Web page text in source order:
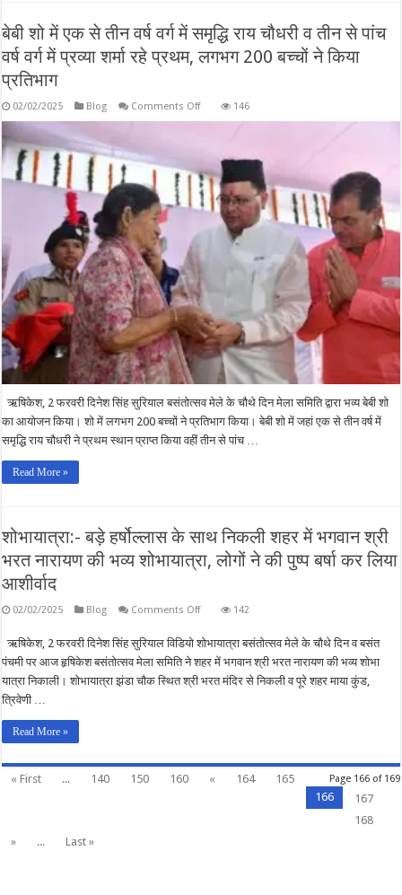
बेबी शो में एक से तीन वर्ष वर्ग में समृद्धि राय चौधरी व तीन से पांच
वर्ष वर्ग में प्रव्या शर्मा रहे प्रथम, लगभग 200 बच्चों ने किया
प्रतिभाग
02/02/2025 Blog Comments Offon
तीन
वर्ष
वर्ग
में
समृद्धि
राय
तीन
पांच
वर्ष
वर्ग
में
प्रव्या
शर्मा
रहे
प्रथम,
लगभग
200
बच्चों
ने
किया
प्रतिभाग
146
ऋषिकेश, 2 फरवरी दिनेश सिंह सुरियाल बसंतोत्सव मेले के चौथे दिन मेला समिति द्वारा भव्य बेबी शो
का आयोजन किया। शो में लगभग 200 बच्चों ने प्रतिभाग किया। बेबी शो में जहां एक से तीन वर्ष में
समृद्धि राय चौधरी ने प्रथम स्थान प्राप्त किया वहीं तीन से पांच …
Read More »
शोभायात्रा:- बड़े हर्षोल्लास के साथ निकली शहर में भगवान श्री
भरत नारायण की भव्य शोभायात्रा, लोगों ने की पुष्प बर्षा कर लिया
आशीर्वाद
02/02/2025 Blog Comments Offon
हर्षोल्लास
साथ
निकली
की
शोभायात्रा,
142
ऋषिकेश, 2 फरवरी दिनेश सिंह सुरियाल विडियो शोभायात्रा बसंतोत्सव मेले के चौथे दिन व बसंत
पंचमी पर आज हृषिकेश बसंतोत्सव मेला समिति ने शहर में भगवान श्री भरत नारायण की भव्य शोभा
यात्रा निकाली। शोभायात्रा झंडा चौक स्थित श्री भरत मंदिर से निकली व पूरे शहर माया कुंड,
त्रिवेणी …
Read More »
Page 166 of 169
« First ... 140 150 160 « 164
165
166
167
168
»
... Last »